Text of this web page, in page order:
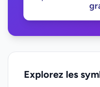
Explorez les